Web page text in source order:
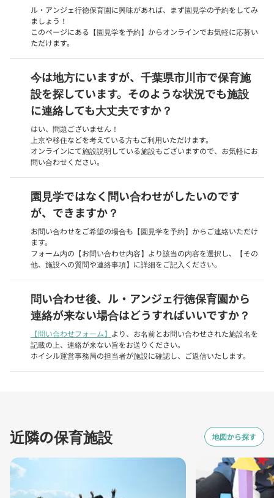
ル・アンジェ行徳保育園に興味があれば、まず園見学の予約をしてみ
ましょう！
このページにある【園見学を予約】からオンラインでお気軽に応募い
ただけます。
今は地方にいますが、千葉県市川市で保育施
設を探しています。そのような状況でも施設
に連絡しても大丈夫ですか？
はい、問題ございません！
上京や移住などを考えている方もご利用いただけます。
オンラインにて施設説明している施設もございますので、お気軽にお
問い合わせください。
園見学ではなく問い合わせがしたいのです
が、できますか？
お問い合わせをご希望の場合も【園見学を予約】からご連絡いただけ
ます。
フォーム内の【お問い合わせ内容】より該当の内容を選択し、【その
他、施設への質問や連絡事項】に詳細をご記入ください。
問い合わせ後、ル・アンジェ行徳保育園から
連絡が来ない場合はどうすればいいですか？
【問い合わせフォーム】 より、お名前とお問い合わせされた施設名を
記載の上、連絡が来ない旨をお送りください。
ホイシル運営事務局の担当者が施設に確認し、ご返信いたします。
近隣の保育施設 地図から探す